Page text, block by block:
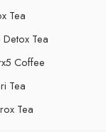
Tea
Tea
Coffee
Tea
Tea